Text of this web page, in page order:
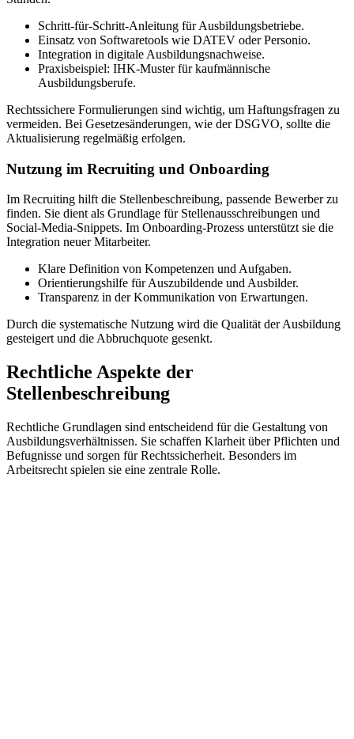
Schritt-für-Schritt-Anleitung für Ausbildungsbetriebe.
Einsatz von Softwaretools wie DATEV oder Personio.
Integration in digitale Ausbildungsnachweise.
Praxisbeispiel: IHK-Muster für kaufmännische
Ausbildungsberufe.
Rechtssichere Formulierungen sind wichtig, um Haftungsfragen zu
vermeiden. Bei Gesetzesänderungen, wie der DSGVO, sollte die
Aktualisierung regelmäßig erfolgen.
Nutzung im Recruiting und Onboarding
Im Recruiting hilft die Stellenbeschreibung, passende Bewerber zu
finden. Sie dient als Grundlage für Stellenausschreibungen und
Social-Media-Snippets. Im Onboarding-Prozess unterstützt sie die
Integration neuer Mitarbeiter.
Klare Definition von Kompetenzen und Aufgaben.
Orientierungshilfe für Auszubildende und Ausbilder.
Transparenz in der Kommunikation von Erwartungen.
Durch die systematische Nutzung wird die Qualität der Ausbildung
gesteigert und die Abbruchquote gesenkt.
Rechtliche Aspekte der
Stellenbeschreibung
Rechtliche Grundlagen sind entscheidend für die Gestaltung von
Ausbildungsverhältnissen. Sie schaffen Klarheit über Pflichten und
Befugnisse und sorgen für Rechtssicherheit. Besonders im
Arbeitsrecht spielen sie eine zentrale Rolle.